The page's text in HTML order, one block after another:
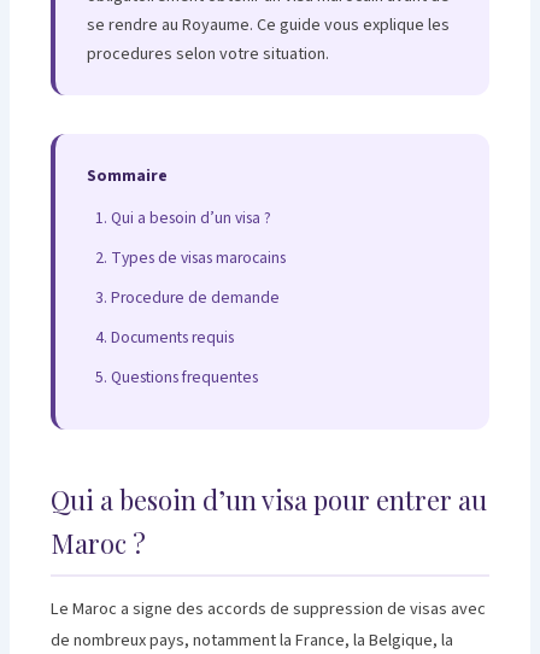
se rendre au Royaume. Ce guide vous explique les
procedures selon votre situation.
Sommaire
Qui a besoin d’un visa ?
Types de visas marocains
Procedure de demande
Documents requis
Questions frequentes
Qui a besoin d’un visa pour entrer au
Maroc ?
Le Maroc a signe des accords de suppression de visas avec
de nombreux pays, notamment la France, la Belgique, la